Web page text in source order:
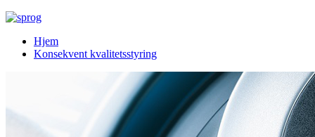
Hjem
Konsekvent kvalitetsstyring